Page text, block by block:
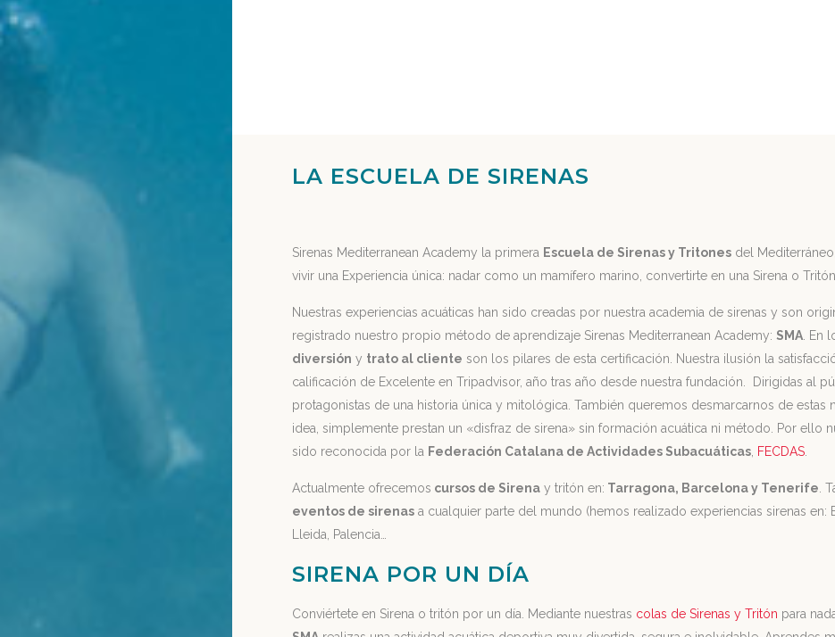
LA ESCUELA DE SIRENAS
Sirenas Mediterranean Academy la primera Escuela de Sirenas y Tritones del
vivir una Experiencia única: nadar como un mamífero marino, convertirte en una Sirena o Tritón.
Nuestras experiencias acuáticas han sido creadas por nuestra academia de sirenas y son
registrado nuestro propio método de aprendizaje Sirenas Mediterranean Academy: SMA . En
diversión y trato al cliente son los pilares de esta certificación. Nuestra ilusión la
calificación de Excelente en Tripadvisor, año tras año desde nuestra fundación. Dirigidas al
protagonistas de una historia única y mitológica. También queremos desmarcarnos de estas
idea, simplemente prestan un «disfraz de sirena» sin formación acuática ni método. Por ello
sido reconocida por la Federación Catalana de Actividades Subacuáticas FECDAS
Actualmente ofrecemos cursos de Sirena y tritón en: Tarragona, Barcelona y Tenerife .
eventos de sirenas a cualquier parte del mundo (hemos realizado experiencias sirenas en:
Lleida, Palencia…
SIRENA POR UN DÍA
Conviértete en Sirena o tritón por un día. Mediante nuestras colas de Sirenas y Tritón para